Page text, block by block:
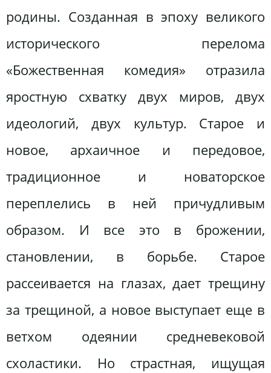
родины. Созданная в эпоху великого
исторического перелома
«Божественная комедия» отразила
яростную схватку двух миров, двух
идеологий, двух культур. Старое и
новое, архаичное и передовое,
традиционное и новаторское
переплелись в ней причудливым
образом. И все это в брожении,
становлении, в борьбе. Старое
рассеивается на глазах, дает трещину
за трещиной, а новое выступает еще в
ветхом одеянии средневековой
схоластики. Но страстная, ищущая